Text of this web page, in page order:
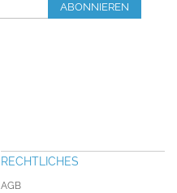
ABONNIEREN
RECHTLICHES
AGB